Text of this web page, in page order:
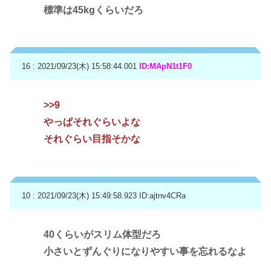
標準は45kgくらいだろ
16 : 2021/09/23(木) 15:58:44.001 ID:MApN1t1F0
>>9
やっぱそれぐらいよな
それぐらい目指そかな
10 : 2021/09/23(木) 15:49:58.923 ID:ajtnv4CRa
40くらいがスリム体型だろ
小さいとずんぐりになりやすい事を忘れるなよ